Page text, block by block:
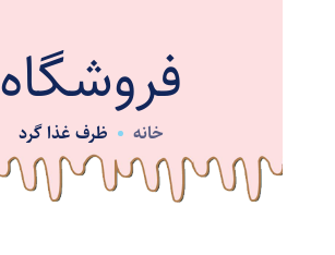
فروشگاه
خانه ظرف غذا گرد